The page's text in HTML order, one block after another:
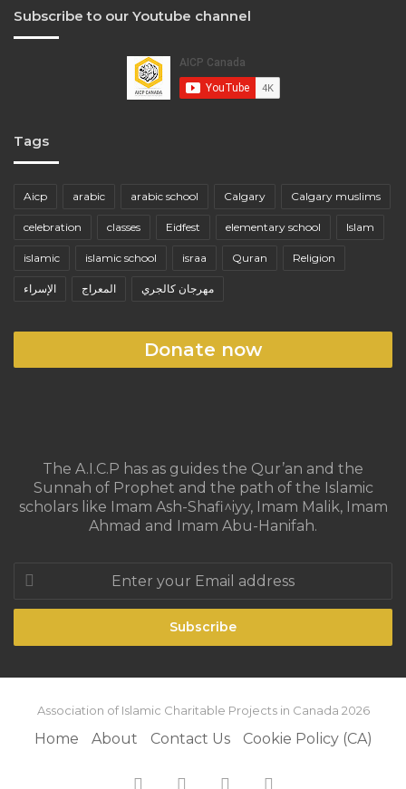
Subscribe to our Youtube channel
Tags
Aicp arabic arabic school Calgary Calgary muslims
celebration classes Eidfest elementary school Islam
islamic islamic school israa Quran Religion
الإسراء المعراج مهرجان كالجري
Donate now
The A.I.C.P has as guides the Qur’an and the
Sunnah of Prophet and the path of the Islamic
scholars like Imam Ash-Shafi^iyy, Imam Malik, Imam
Ahmad and Imam Abu-Hanifah.
Enter
your
Email
Association of Islamic Charitable Projects in Canada 2026
Home About Contact Us Cookie Policy (CA)
Facebook YouTube